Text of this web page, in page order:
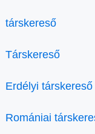
társkereső
Társkereső
Erdélyi társkereső
Romániai